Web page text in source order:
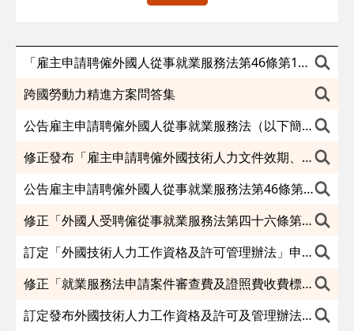
「雇主申請聘僱外國人從事就業服務法第46條第1項第8款至第10款規定工作前辦理國內求才登記之應備文件」
跨國勞動力精進方案問答集
公告雇主申請聘僱外國人從事就業服務法（以下簡稱本法）第46條第1項第8款至第11款規定工作(即第2類外國人及外國技術人力)應採網路傳輸申請方式申請項目，並自中華民國115年1月1日生效。
修正發布「雇主申請聘僱外國技術人力文件效期、申請程序及其他經中央主管機關規定之文件」，並自中華民國一百十五年一月一日生效
公告雇主申請聘僱外國人從事就業服務法第46條第1項第8款至第10款規定工作、雇主或外國人申請從事就業服務法第46條第1項第8款至第11款規定工作之外國人轉換雇主或工作，及雇主申請聘僱外國技術人力從事就業服務法第46條第1項第11款規定工作之應備文件，由本部自網路查知者，得予免附該應備文件，並自中華民國115年1月1日生效。
修正「外國人受聘僱從事就業服務法第四十六條第一項第八款至第十一款規定工作之轉換雇主或工作程序準則」部分申請書表，並自中華民國一百十五年一月一日生效。
訂定「外國技術人力工作資格及許可管理辦法」申請書表，並自中華 民國一百十五年一月一日生效。
修正「就業服務法申請案件審查費及證照費收費標準」第二條、第六條。
訂定發布外國技術人力工作資格及許可及管理辦法及其相關授權公告